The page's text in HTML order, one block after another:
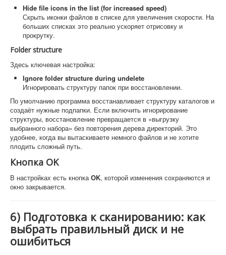
Hide file icons in the list (for increased speed)
Скрыть иконки файлов в списке для увеличения скорости. На
больших списках это реально ускоряет отрисовку и
прокрутку.
Folder structure
Здесь ключевая настройка:
Ignore folder structure during undelete
Игнорировать структуру папок при восстановлении.
По умолчанию программа восстанавливает структуру каталогов и
создаёт нужные подпапки. Если включить игнорирование
структуры, восстановление превращается в «выгрузку
выбранного набора» без повторения дерева директорий. Это
удобнее, когда вы вытаскиваете немного файлов и не хотите
плодить сложный путь.
Кнопка OK
В настройках есть кнопкаOK, которой изменения сохраняются и
окно закрывается.
6) Подготовка к сканированию: как
выбрать правильный диск и не
ошибиться